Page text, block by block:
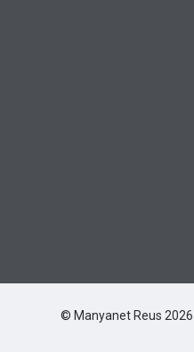
© Manyanet Reus